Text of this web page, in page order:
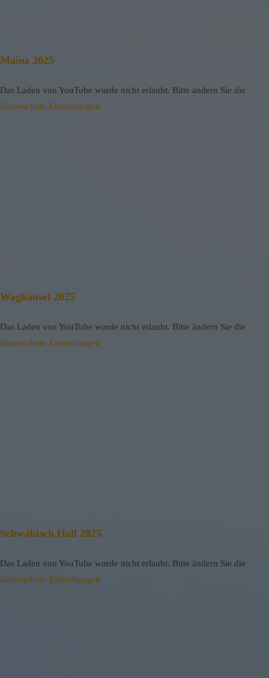
Mainz 2025
Das Laden von YouTube wurde nicht erlaubt. Bitte ändern Sie die
Datenschutz-Einstellungen
Waghäusel 2025
Das Laden von YouTube wurde nicht erlaubt. Bitte ändern Sie die
Datenschutz-Einstellungen
Schwäbisch Hall 2025
Das Laden von YouTube wurde nicht erlaubt. Bitte ändern Sie die
Datenschutz-Einstellungen